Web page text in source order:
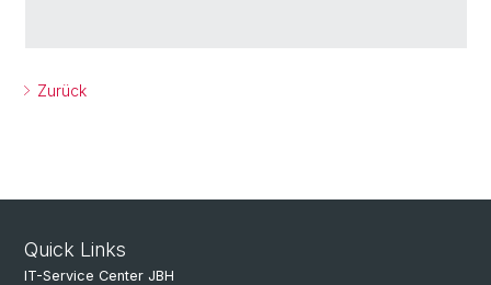
Zurück
Quick Links
IT-Service Center JBH